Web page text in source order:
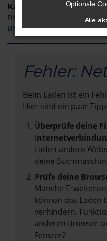
Kategorie
BMW Gebrauchtwagen
BMW Tageszulassung
Fehler:
Beim Laden ist ein
Hier sind ein paar
Überprüfe deine
Laden andere
deine
Prüfe deine
Manche
können das Laden
verhindern.
anderen Browser
Fenster?
Optionale
Alle